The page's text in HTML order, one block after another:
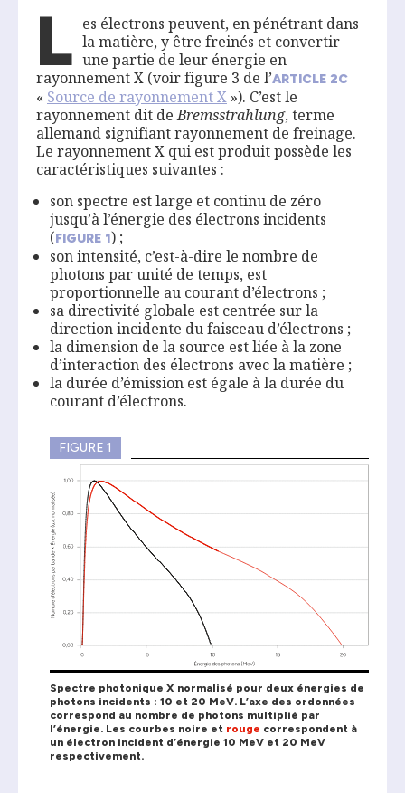
L es électrons peuvent, en pénétrant dans
la matière, y être freinés et convertir
une partie de leur énergie en
rayonnement X (voir figure 3 de l’ARTICLE 2C
« Source de rayonnement X »). C’est le
rayonnement dit deBremsstrahlung, terme
allemand signifiant rayonnement de freinage.
Le rayonnement X qui est produit possède les
caractéristiques suivantes :
son spectre est large et continu de zéro
jusqu’à l’énergie des électrons incidents
(FIGURE 1) ;
son intensité, c’est-à-dire le nombre de
photons par unité de temps, est
proportionnelle au courant d’électrons ;
sa directivité globale est centrée sur la
direction incidente du faisceau d’électrons ;
la dimension de la source est liée à la zone
d’inter­action des électrons avec la matière ;
la durée d’émission est égale à la durée du
courant d’électrons.
FIGURE 1
Spectre photonique X normalisé pour deux énergies de
photons incidents : 10 et 20 MeV. L’axe des ordonnées
correspond au nombre de photons multiplié par
l’énergie. Les courbes noire et rouge correspondent à
un électron incident d’énergie 10 MeV et 20 MeV
respectivement.